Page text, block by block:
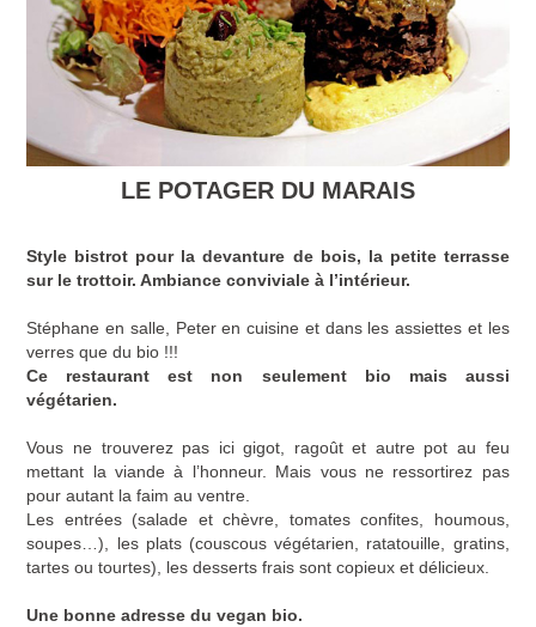
LE POTAGER DU MARAIS
Style bistrot pour la devanture de bois, la petite terrasse
sur le trottoir. Ambiance conviviale à l’intérieur.
Stéphane en salle, Peter en cuisine et dans les assiettes et les
verres que du bio !!!
Ce restaurant est non seulement bio mais aussi
végétarien.
Vous ne trouverez pas ici gigot, ragoût et autre pot au feu
mettant la viande à l’honneur. Mais vous ne ressortirez pas
pour autant la faim au ventre.
Les entrées (salade et chèvre, tomates confites, houmous,
soupes…), les plats (couscous végétarien, ratatouille, gratins,
tartes ou tourtes), les desserts frais sont copieux et délicieux.
Une bonne adresse du vegan bio.